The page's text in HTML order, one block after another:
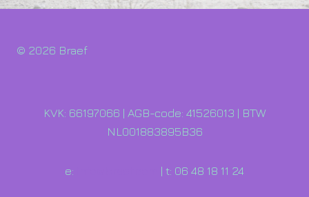
© 2026 Braef
KVK: 66197066 | AGB-code: 41526013 | BTW
NL001883895B36
e: | t: 06 48 18 11 24